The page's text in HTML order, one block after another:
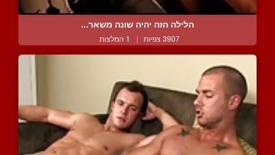
הלילה הזה יהיה שונה משאר...
3907 צפיות | 1 המלצות